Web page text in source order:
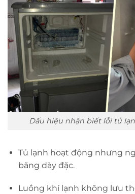
Dấu hiệu nhận biết lỗi tủ
Tủ lạnh hoạt động nhưng
băng dày đặc.
Luồng khí lạnh không lưu